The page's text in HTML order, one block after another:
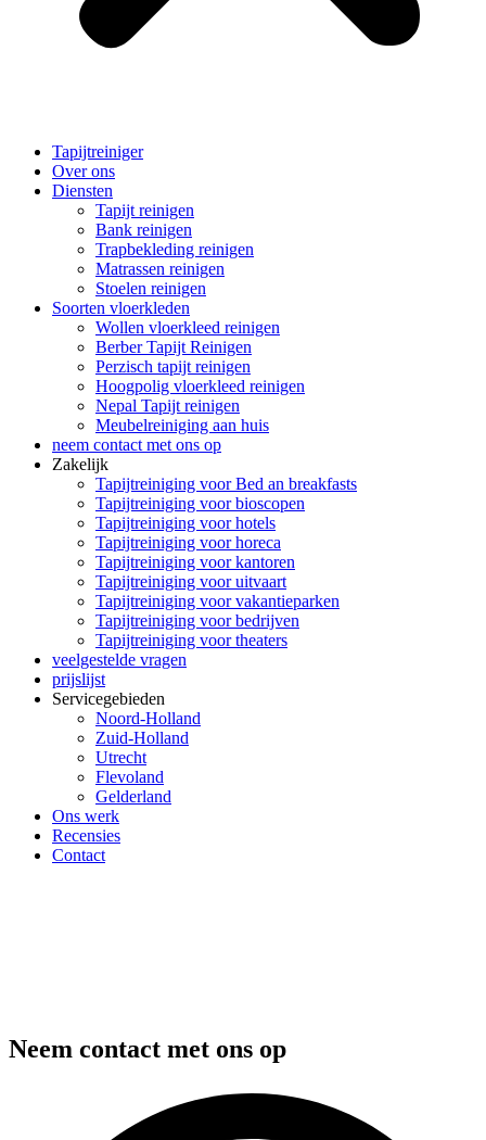
Tapijtreiniger
Over ons
Diensten
Tapijt reinigen
Bank reinigen
Trapbekleding reinigen
Matrassen reinigen
Stoelen reinigen
Soorten vloerkleden
Wollen vloerkleed reinigen
Berber Tapijt Reinigen
Perzisch tapijt reinigen
Hoogpolig vloerkleed reinigen
Nepal Tapijt reinigen
Meubelreiniging aan huis
neem contact met ons op
Zakelijk
Tapijtreiniging voor Bed an breakfasts
Tapijtreiniging voor bioscopen
Tapijtreiniging voor hotels
Tapijtreiniging voor horeca
Tapijtreiniging voor kantoren
Tapijtreiniging voor uitvaart
Tapijtreiniging voor vakantieparken
Tapijtreiniging voor bedrijven
Tapijtreiniging voor theaters
veelgestelde vragen
prijslijst
Servicegebieden
Noord-Holland
Zuid-Holland
Utrecht
Flevoland
Gelderland
Ons werk
Recensies
Contact
Neem contact met ons op